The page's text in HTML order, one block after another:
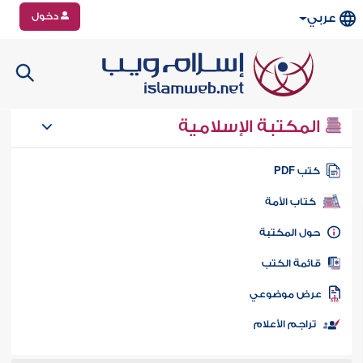
عربي دخول
المكتبة الإسلامية
كتب PDF
كتاب الأمة
المكتبة
الكتب
موضوعي